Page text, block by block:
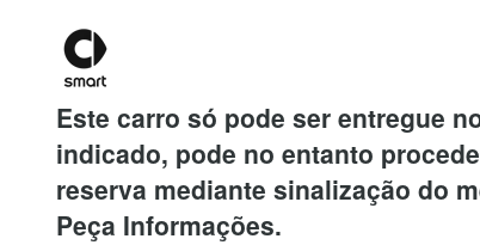
Este carro só pode ser entregue
indicado, pode no entanto
reserva mediante sinalização do
Peça Informações.